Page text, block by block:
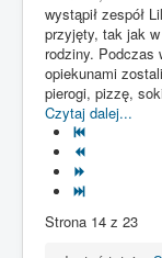
wystąpił zespół
przyjęty, tak jak
rodziny.
opiekunami
pierogi, pizzę,
Czytaj dalej...
Strona 14 z 23